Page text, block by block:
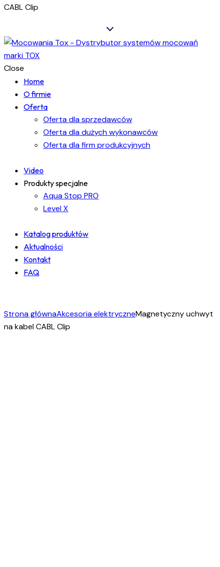
CABL Clip
Close
Home
O firmie
Oferta
Oferta dla sprzedawców
Oferta dla dużych wykonawców
Oferta dla firm produkcyjnych
Video
Produkty specjalne
Aqua Stop PRO
Level X
Katalog produktów
Aktualności
Kontakt
FAQ
1
Strona głównaAkcesoria elektryczneMagnetyczny uchwyt
na kabel CABL Clip